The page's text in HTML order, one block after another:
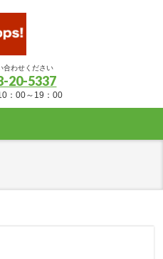
合わせください
20-5337
：00～19：00